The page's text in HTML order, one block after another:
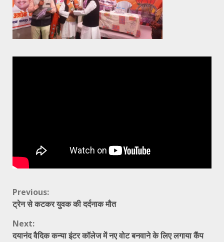
Continue
Reading
Previous:
ट्रेन से कटकर युवक की दर्दनाक मौत
Next:
दयानंद वैदिक कन्या इंटर कॉलेज में नए वोट बनवाने के लिए लगाया कैंप